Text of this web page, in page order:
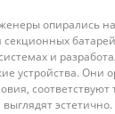
опирались
секционных
и
устройства. Они
эстетично.